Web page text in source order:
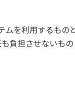
を利用するもの
負担させないもの